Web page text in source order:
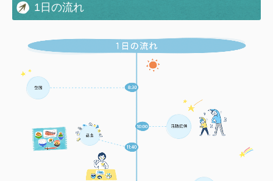
1日の流れ